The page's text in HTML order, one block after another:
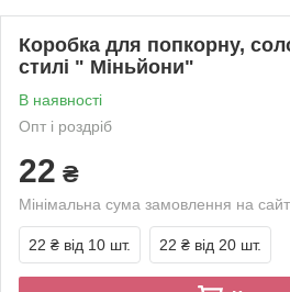
Коробка для попкорну,
стилі " Міньйони"
В наявності
Опт і роздріб
22 ₴
Мінімальна сума замовлення на
22 ₴ від 10 шт. 22 ₴ від 20 шт.